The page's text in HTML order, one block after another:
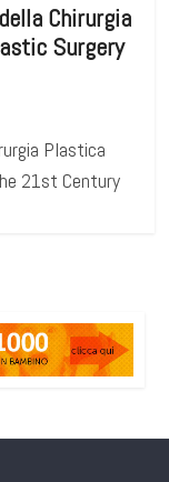
Chirurgia
Surgery
Plastica
21st Century